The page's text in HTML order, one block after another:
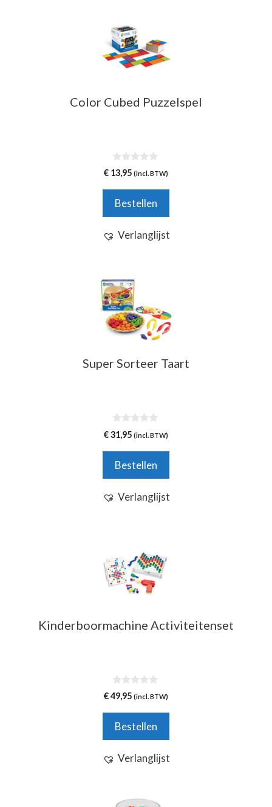
Color Cubed Puzzelspel
0
v
5
€ 13,95 (incl. BTW)
Bestellen
Verlanglijst
Super Sorteer Taart
0
v
5
€31,95 (incl. BTW)
Bestellen
Verlanglijst
Kinderboormachine Activiteitenset
0
v
5
€49,95 (incl. BTW)
Bestellen
Verlanglijst